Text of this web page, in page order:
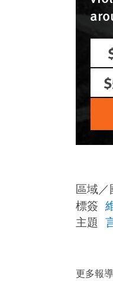
區域／
標簽
主題
更多報導